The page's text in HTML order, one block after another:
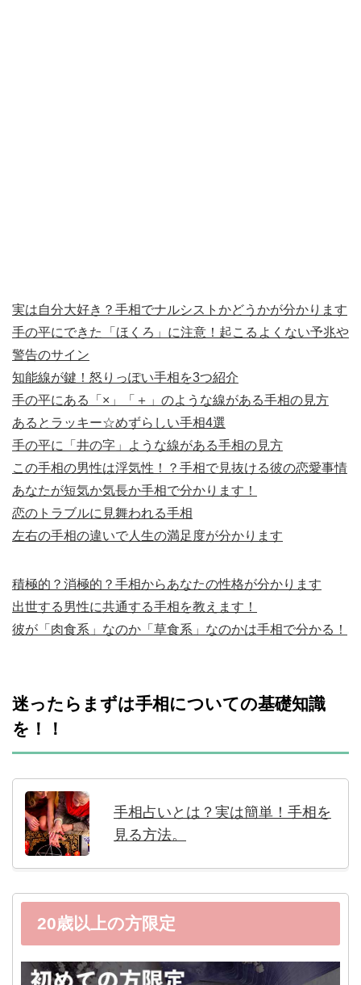
実は自分大好き？手相でナルシストかどうかが分かります
手の平にできた「ほくろ」に注意！起こるよくない予兆や
警告のサイン
知能線が鍵！怒りっぽい手相を3つ紹介
手の平にある「×」「＋」のような線がある手相の見方
あるとラッキー☆めずらしい手相4選
手の平に「井の字」ような線がある手相の見方
この手相の男性は浮気性！？手相で見抜ける彼の恋愛事情
あなたが短気か気長か手相で分かります！
恋のトラブルに見舞われる手相
左右の手相の違いで人生の満足度が分かります
積極的？消極的？手相からあなたの性格が分かります
出世する男性に共通する手相を教えます！
彼が「肉食系」なのか「草食系」なのかは手相で分かる！
迷ったらまずは手相についての基礎知識
を！！
手相占いとは？実は簡単！手相を
見る方法。
20歳以上の方限定